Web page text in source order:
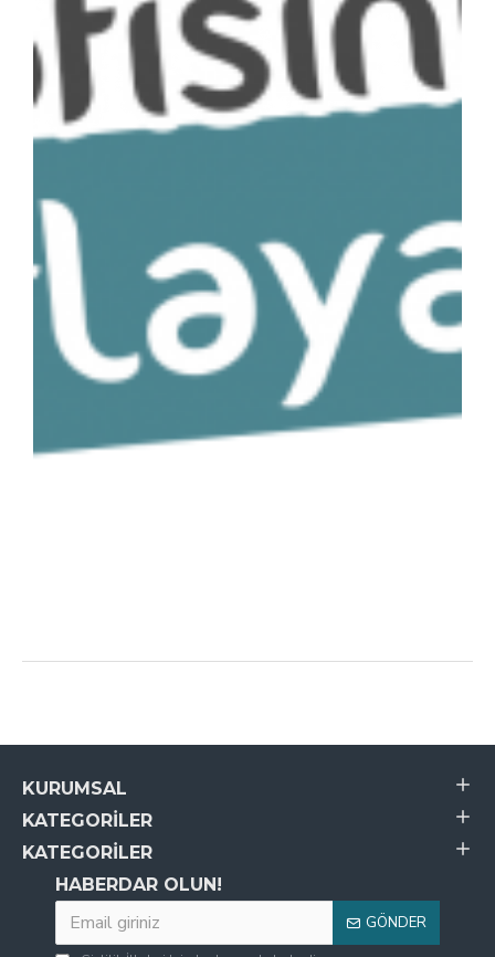
KURUMSAL
KATEGORILER
KATEGORILER
HABERDAR OLUN!
GÖNDER